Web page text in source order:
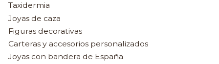
Taxidermia
Joyas de caza
Figuras decorativas
Carteras y accesorios personalizados
Joyas con bandera de España